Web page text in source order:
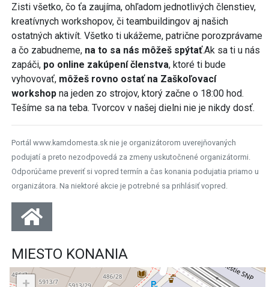
Zisti všetko, čo ťa zaujíma, ohľadom jednotlivých členstiev,
kreatívnych workshopov, či teambuildingov aj našich
ostatných aktivít. Všetko ti ukážeme, patrične porozprávame
a čo zabudneme, na to sa nás môžeš spýtať.Ak sa ti u nás
zapáči, po online zakúpení členstva, ktoré ti bude
vyhovovať, môžeš rovno ostať na Zaškoľovací
workshop na jeden zo strojov, ktorý začne o 18:00 hod.
Tešíme sa na teba. Tvorcov v našej dielni nie je nikdy dosť.
Portál www.kamdomesta.sk nie je organizátorom uverejňovaných
podujatí a preto nezodpovedá za zmeny uskutočnené organizátormi.
Odporúčame preveriť si vopred termín a čas konania podujatia priamo u
organizátora. Na niektoré akcie je potrebné sa prihlásiť vopred.
MIESTO KONANIA
+